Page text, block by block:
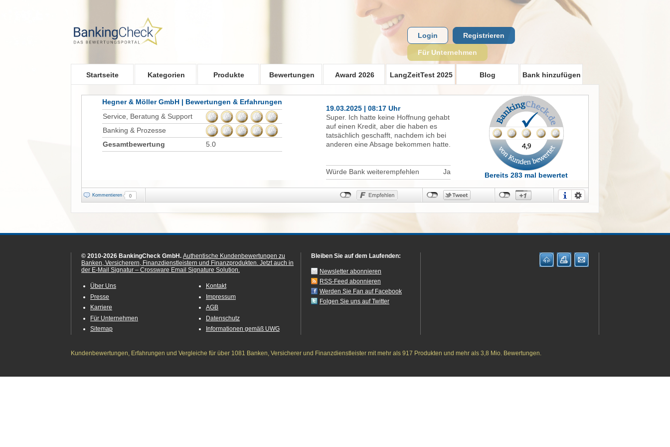
Startseite Kategorien Produkte Bewertungen Award 2026 LangZeitTest 2025 Blog Bank hinzufügen
Login Registrieren
Für Unternehmen
Hegner & Möller GmbH | Bewertungen & Erfahrungen
Service, Beratung & Support
Banking & Prozesse
Gesamtbewertung
5.0
19.03.2025 | 08:17 Uhr
Super. Ich hatte keine Hoffnung gehabt
auf einen Kredit, aber die haben es
tatsächlich geschafft, nachdem ich bei
anderen eine Absage bekommen hatte.
Würde Bank weiterempfehlen Ja Bereits 283 mal bewertet
Kommentieren 0
© 2010-2026 BankingCheck GmbH. Authentische Kundenbewertungen zu
Banken, Versicherern, Finanzdienstleistern und Finanzprodukten. Jetzt auch in
der E-Mail Signatur – Crossware Email Signature Solution.
Über Uns
Presse
Karriere
Für Unternehmen
Sitemap
Kontakt
Impressum
AGB
Datenschutz
Informationen gemäß UWG
Bleiben Sie auf dem Laufenden:
Newsletter abonnieren
RSS-Feed abonnieren
Werden Sie Fan auf Facebook
Folgen Sie uns auf Twitter
Kundenbewertungen, Erfahrungen und Vergleiche für über 1081 Banken, Versicherer und Finanzdienstleister mit mehr als 917 Produkten und mehr als 3,8 Mio. Bewertungen.